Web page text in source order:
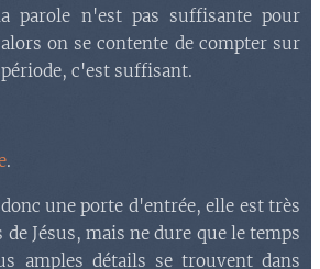
parole n'est pas suffisante pour
on se contente de compter sur
c'est suffisant.
.
une porte d'entrée, elle est très
Jésus, mais ne dure que le temps
amples détails se trouvent dans